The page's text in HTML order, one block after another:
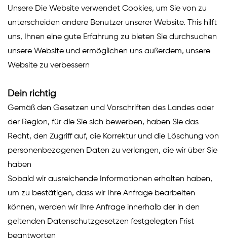
Unsere Die Website verwendet Cookies, um Sie von zu
unterscheiden andere Benutzer unserer Website. This hilft
uns, Ihnen eine gute Erfahrung zu bieten Sie durchsuchen
unsere Website und ermöglichen uns außerdem, unsere
Website zu verbessern
Dein richtig
Gemäß den Gesetzen und Vorschriften des Landes oder
der Region, für die Sie sich bewerben, haben Sie das
Recht, den Zugriff auf, die Korrektur und die Löschung von
personenbezogenen Daten zu verlangen, die wir über Sie
haben
Sobald wir ausreichende Informationen erhalten haben,
um zu bestätigen, dass wir Ihre Anfrage bearbeiten
können, werden wir Ihre Anfrage innerhalb der in den
geltenden Datenschutzgesetzen festgelegten Frist
beantworten